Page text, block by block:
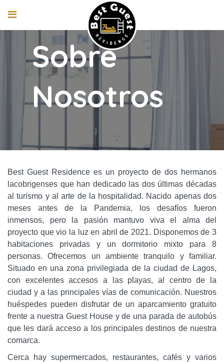
Sobre
Nosotros
Best Guest Residence es un proyecto de dos hermanos
lacobrigenses que han dedicado las dos últimas décadas
al turismo y al arte de la hospitalidad. Nacido apenas dos
meses antes de la Pandemia, los desafíos fueron
inmensos, pero la pasión mantuvo viva el alma del
proyecto que vio la luz en abril de 2021. Disponemos de 3
habitaciones privadas y un dormitorio mixto para 8
personas. Ofrecemos un ambiente tranquilo y familiar.
Situado en una zona privilegiada de la ciudad de Lagos,
con excelentes accesos a las playas, al centro de la
ciudad y a las principales vías de comunicación. Nuestros
huéspedes pueden disfrutar de un aparcamiento gratuito
frente a nuestra Guest House y de una parada de autobús
que les dará acceso a los principales destinos de nuestra
comarca.
Cerca hay supermercados, restaurantes, cafés y varios